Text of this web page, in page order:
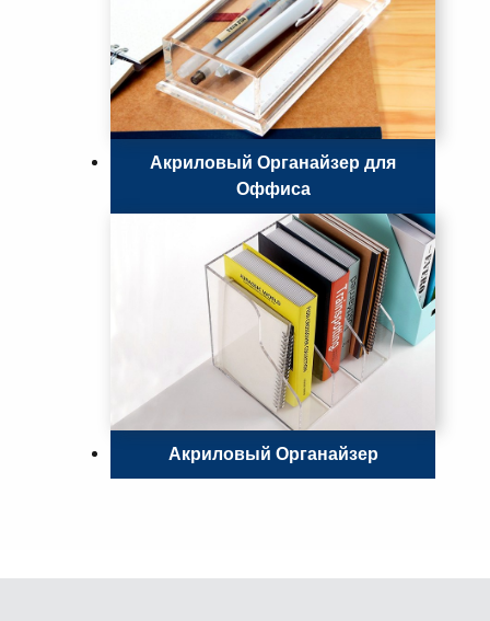
Акриловый Органайзер для
Оффиса
Акриловый Органайзер